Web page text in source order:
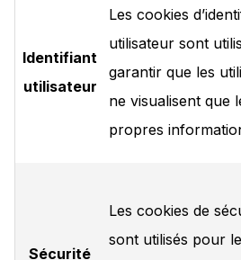
Identifiant
utilisateur
Les cookies
utilisateur sont
garantir que les
ne visualisent que
propres
Sécurité
Les cookies de
sont utilisés pour